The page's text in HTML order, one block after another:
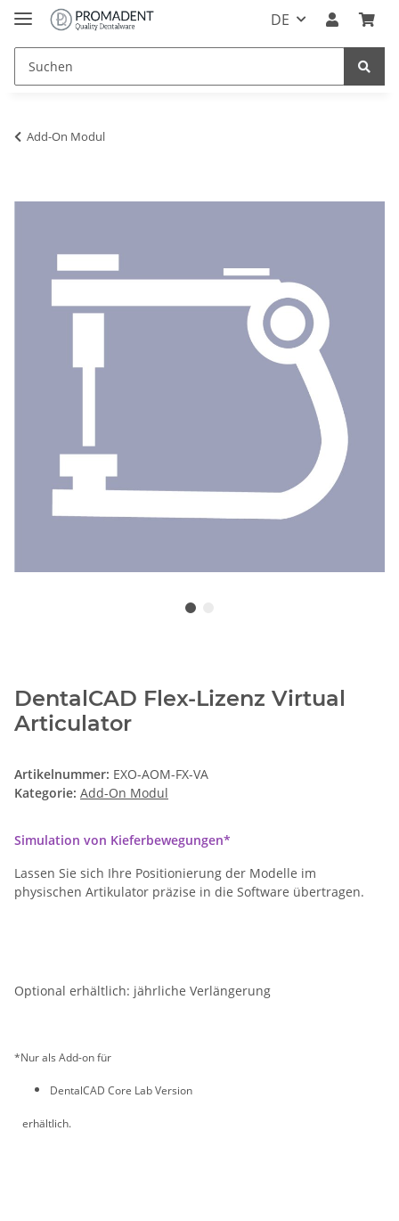
DE
Add-On Modul
DentalCAD Flex-Lizenz Virtual
Articulator
Artikelnummer: EXO-AOM-FX-VA
Kategorie: Add-On Modul
Simulation von Kieferbewegungen*
Lassen Sie sich Ihre Positionierung der Modelle im
physischen Artikulator präzise in die Software übertragen.
Optional erhältlich: jährliche Verlängerung
*Nur als Add-on für
DentalCAD Core Lab Version
erhältlich.